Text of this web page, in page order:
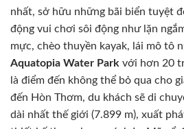
nhất, sở hữu những bãi biển tuyệt
động vui chơi sôi động như lặn
mực, chèo thuyền kayak, lái mô tô
Aquatopia Water Park với hơn 20
là điểm đến không thể bỏ qua cho
đến Hòn Thơm, du khách sẽ di
dài nhất thế giới (7.899 m), xuất